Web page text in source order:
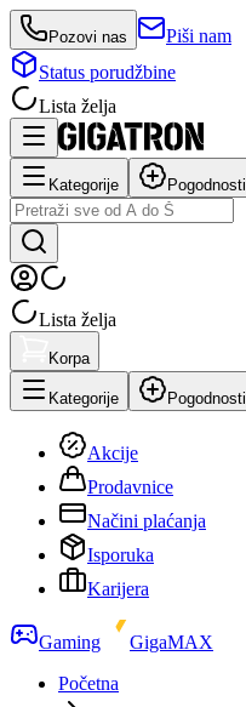
Pozovi nas
Piši nam
Status porudžbine
Lista želja
Kategorije Pogodnosti
Lista želja
Korpa
Kategorije Pogodnosti
Akcije
Prodavnice
Načini plaćanja
Isporuka
Karijera
Gaming
GigaMAX
Početna